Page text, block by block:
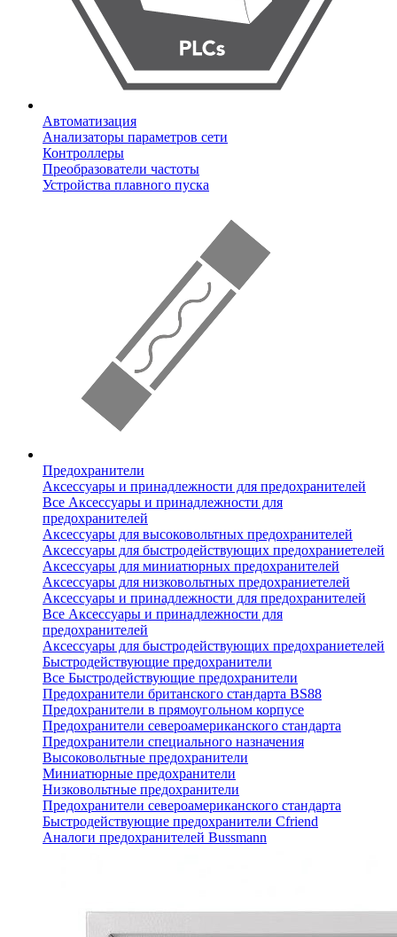
Автоматизация
Анализаторы параметров сети
Контроллеры
Преобразователи частоты
Устройства плавного пуска
Предохранители
Аксессуары и принадлежности для предохранителей
Все Аксессуары и принадлежности для
предохранителей
Аксессуары для высоковольтных предохранителей
Аксессуары для быстродействующих предохраниетелей
Аксессуары для миниатюрных предохранителей
Аксессуары для низковольтных предохраниетелей
Аксессуары и принадлежности для предохранителей
Все Аксессуары и принадлежности для
предохранителей
Аксессуары для быстродействующих предохраниетелей
Быстродействующие предохранители
Все Быстродействующие предохранители
Предохранители британского стандарта BS88
Предохранители в прямоугольном корпусе
Предохранители североамериканского стандарта
Предохранители специального назначения
Высоковольтные предохранители
Миниатюрные предохранители
Низковольтные предохранители
Предохранители североамериканского стандарта
Быстродействующие предохранители Cfriend
Аналоги предохранителей Bussmann